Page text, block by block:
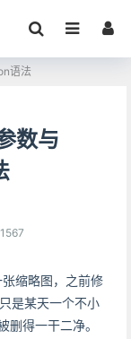
语法
数与
1567
缩略图，之前修
是某天一个不小
得一干二净。